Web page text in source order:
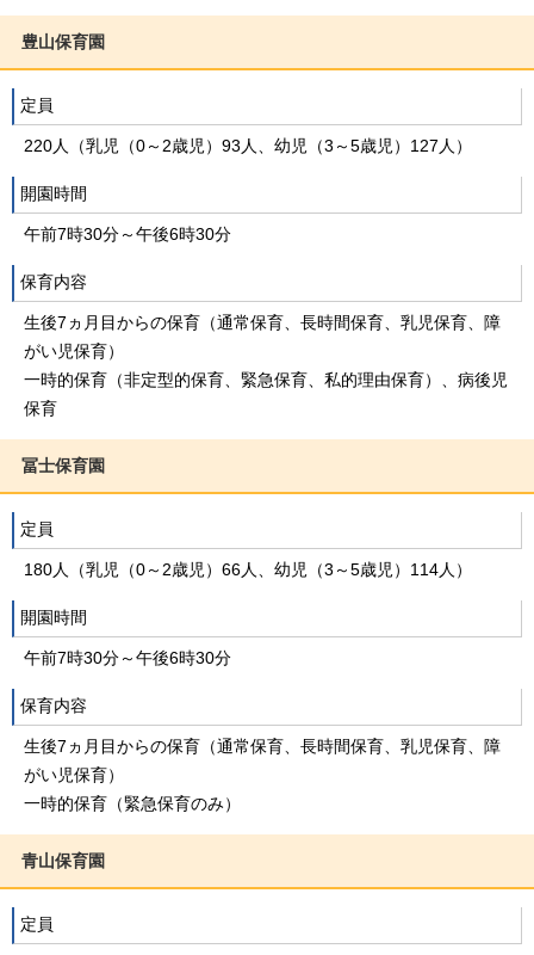
豊山保育園
定員
220人（乳児（0～2歳児）93人、幼児（3～5歳児）127人）
開園時間
午前7時30分～午後6時30分
保育内容
生後7ヵ月目からの保育（通常保育、長時間保育、乳児保育、障
がい児保育）
一時的保育（非定型的保育、緊急保育、私的理由保育）、病後児
保育
冨士保育園
定員
180人（乳児（0～2歳児）66人、幼児（3～5歳児）114人）
開園時間
午前7時30分～午後6時30分
保育内容
生後7ヵ月目からの保育（通常保育、長時間保育、乳児保育、障
がい児保育）
一時的保育（緊急保育のみ）
青山保育園
定員